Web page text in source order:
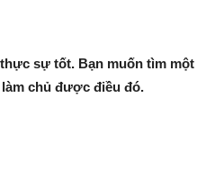
sự tốt. Bạn muốn tìm
chủ được điều đó.